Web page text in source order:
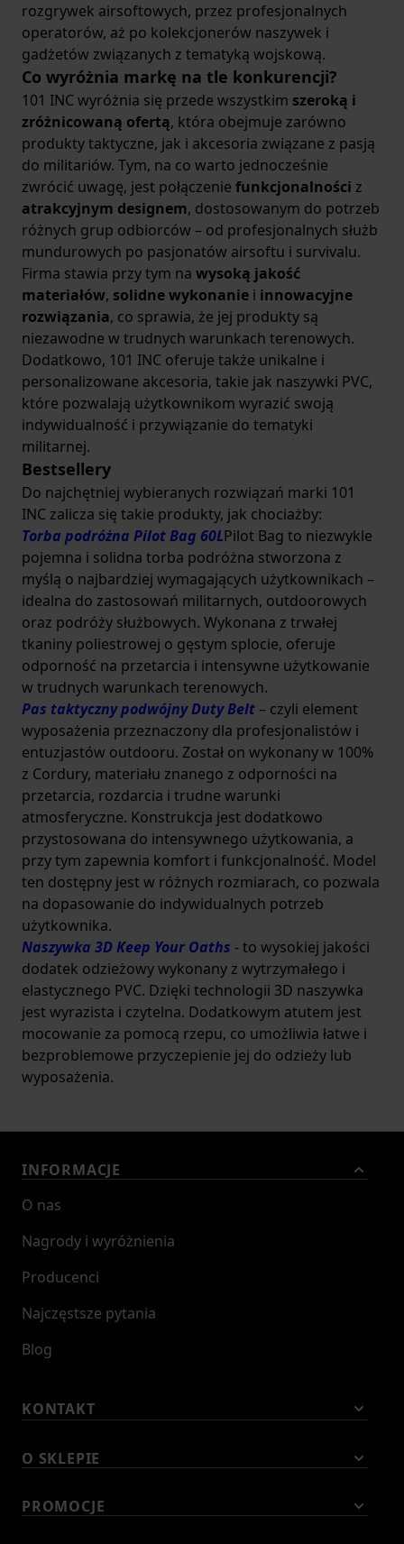
rozgrywek airsoftowych, przez profesjonalnych
operatorów, aż po kolekcjonerów naszywek i
gadżetów związanych z tematyką wojskową.
Co wyróżnia markę na tle konkurencji?
101 INC wyróżnia się przede wszystkim szeroką i
zróżnicowaną ofertą, która obejmuje zarówno
produkty taktyczne, jak i akcesoria związane z pasją
do militariów. Tym, na co warto jednocześnie
zwrócić uwagę, jest połączenie funkcjonalności z
atrakcyjnym designem, dostosowanym do potrzeb
różnych grup odbiorców – od profesjonalnych służb
mundurowych po pasjonatów airsoftu i survivalu.
Firma stawia przy tym na wysoką jakość
materiałów, solidne wykonanie i innowacyjne
rozwiązania, co sprawia, że jej produkty są
niezawodne w trudnych warunkach terenowych.
Dodatkowo, 101 INC oferuje także unikalne i
personalizowane akcesoria, takie jak naszywki PVC,
które pozwalają użytkownikom wyrazić swoją
indywidualność i przywiązanie do tematyki
militarnej.
Bestsellery
Do najchętniej wybieranych rozwiązań marki 101
INC zalicza się takie produkty, jak chociażby:
Torba podróżna Pilot Bag 60LPilot Bag to niezwykle
pojemna i solidna torba podróżna stworzona z
myślą o najbardziej wymagających użytkownikach –
idealna do zastosowań militarnych, outdoorowych
oraz podróży służbowych. Wykonana z trwałej
tkaniny poliestrowej o gęstym splocie, oferuje
odporność na przetarcia i intensywne użytkowanie
w trudnych warunkach terenowych.
Pas taktyczny podwójny Duty Belt – czyli element
wyposażenia przeznaczony dla profesjonalistów i
entuzjastów outdooru. Został on wykonany w 100%
z Cordury, materiału znanego z odporności na
przetarcia, rozdarcia i trudne warunki
atmosferyczne. Konstrukcja jest dodatkowo
przystosowana do intensywnego użytkowania, a
przy tym zapewnia komfort i funkcjonalność. Model
ten dostępny jest w różnych rozmiarach, co pozwala
na dopasowanie do indywidualnych potrzeb
użytkownika.
Naszywka 3D Keep Your Oaths - to wysokiej jakości
dodatek odzieżowy wykonany z wytrzymałego i
elastycznego PVC. Dzięki technologii 3D naszywka
jest wyrazista i czytelna. Dodatkowym atutem jest
mocowanie za pomocą rzepu, co umożliwia łatwe i
bezproblemowe przyczepienie jej do odzieży lub
wyposażenia.
INFORMACJE
O nas
Nagrody i wyróżnienia
Producenci
Najczęstsze pytania
Blog
KONTAKT
O SKLEPIE
PROMOCJE